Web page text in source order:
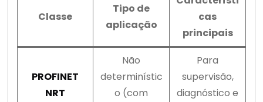
Classe
Tipo de
aplicação
cas
principais
PROFINET
NRT
Não
determinístic
o (com
Para
supervisão,
diagnóstico e